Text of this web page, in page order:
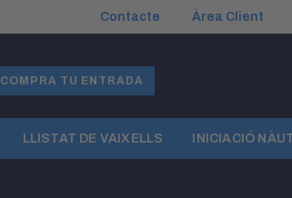
Contacte Àrea Client
COMPRA TU ENTRADA
LLISTAT DE VAIXELLS INICIACIÓ